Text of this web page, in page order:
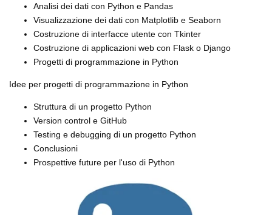
Analisi dei dati con Python e Pandas
Visualizzazione dei dati con Matplotlib e Seaborn
Costruzione di interfacce utente con Tkinter
Costruzione di applicazioni web con Flask o Django
Progetti di programmazione in Python
Idee per progetti di programmazione in Python
Struttura di un progetto Python
Version control e GitHub
Testing e debugging di un progetto Python
Conclusioni
Prospettive future per l'uso di Python